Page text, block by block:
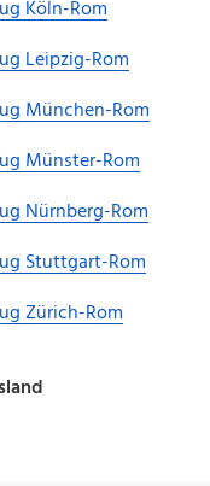
Köln-Rom
Leipzig-Rom
München-Rom
Münster-Rom
Nürnberg-Rom
Stuttgart-Rom
Zürich-Rom